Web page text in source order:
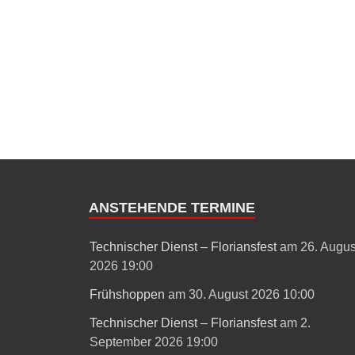
ANSTEHENDE TERMINE
Technischer Dienst – Floriansfestam 26.
2026 19:00
Frühshoppen am 30. August 2026 10:00
Technischer Dienst – Floriansfestam 2.
September 2026 19:00